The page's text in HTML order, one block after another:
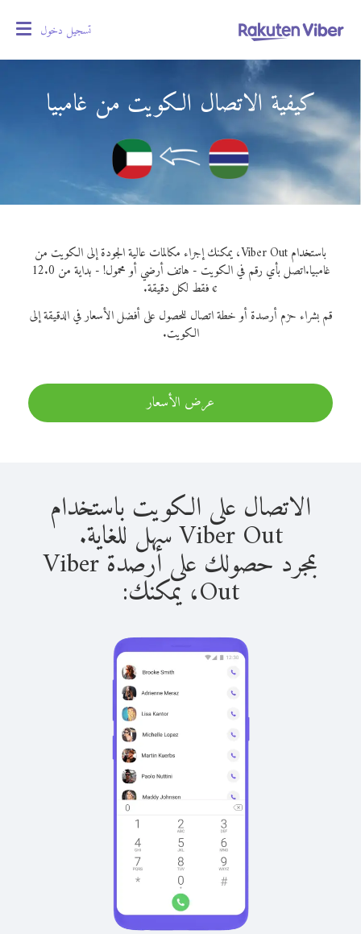
تسجيل دخول
كيفية الاتصال الكويت من غامبيا
باستخدام Viber Out، يمكنك إجراء مكالمات عالية الجودة إلى الكويت من
غامبيا.
اتصل بأي رقم في الكويت - هاتف أرضي أو محمول! - بداية من 12.0
¢ فقط لكل دقيقة.
قم بشراء حزم أرصدة أو خطة اتصال للحصول على أفضل الأسعار في الدقيقة إلى
الكويت.
عرض الأسعار
الاتصال على الكويت باستخدام
Viber Out سهل للغاية.
بمجرد حصولك على أرصدة Viber
Out، يمكنك: